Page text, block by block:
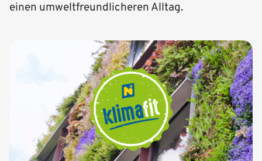
einen umweltfreundlicheren Alltag.